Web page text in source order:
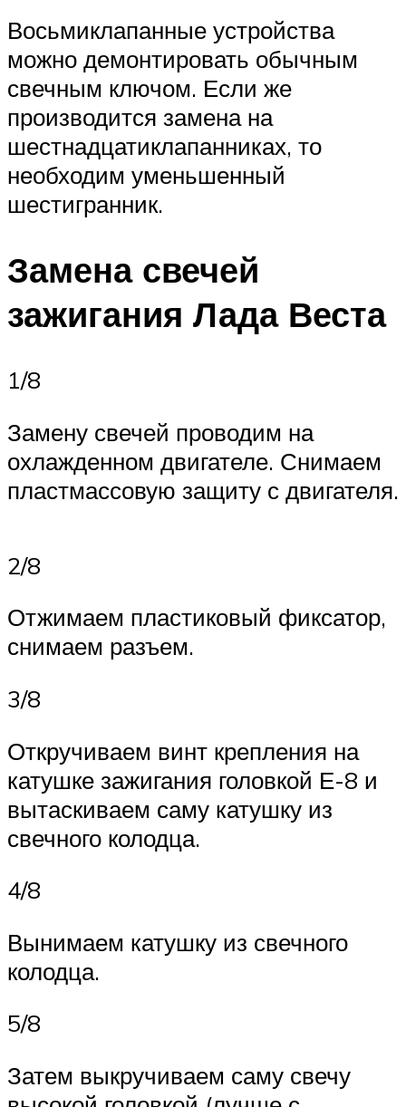
Восьмиклапанные устройства
можно демонтировать обычным
свечным ключом. Если же
производится замена на
шестнадцатиклапанниках, то
необходим уменьшенный
шестигранник.
Замена свечей
зажигания Лада Веста
1/8
Замену свечей проводим на
охлажденном двигателе. Снимаем
пластмассовую защиту с двигателя.
2/8
Отжимаем пластиковый фиксатор,
снимаем разъем.
3/8
Откручиваем винт крепления на
катушке зажигания головкой Е-8 и
вытаскиваем саму катушку из
свечного колодца.
4/8
Вынимаем катушку из свечного
колодца.
5/8
Затем выкручиваем саму свечу